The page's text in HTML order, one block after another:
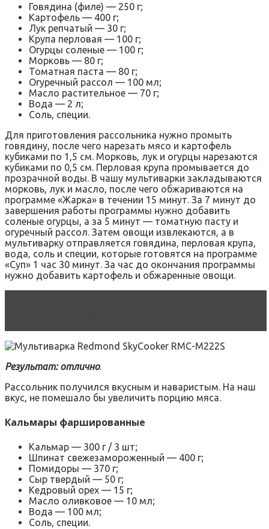
Говядина (филе) — 250 г;
Картофель — 400 г;
Лук репчатый — 30 г;
Крупа перловая — 100 г;
Огурцы соленые — 100 г;
Морковь — 80 г;
Томатная паста — 80 г;
Огуречный рассол — 100 мл;
Масло растительное — 70 г;
Вода — 2 л;
Соль, специи.
Для приготовления рассольника нужно промыть
говядину, после чего нарезать мясо и картофель
кубиками по 1,5 см. Морковь, лук и огурцы нарезаются
кубиками по 0,5 см. Перловая крупа промывается до
прозрачной воды. В чашу мультиварки закладываются
морковь, лук и масло, после чего обжариваются на
программе «Жарка» в течении 15 минут. За 7 минут до
завершения работы программы нужно добавить
соленые огурцы, а за 5 минут — томатную пасту и
огуречный рассол. Затем овощи извлекаются, а в
мультиварку отправляется говядина, перловая крупа,
вода, соль и специи, которые готовятся на программе
«Суп» 1 час 30 минут. За час до окончания программы
нужно добавить картофель и обжаренные овощи.
Результат: отлично.
Рассольник получился вкусным и наваристым. На наш
вкус, не помешало бы увеличить порцию мяса.
Кальмары фаршированные
Кальмар — 300 г / 3 шт;
Шпинат свежезамороженный — 400 г;
Помидоры — 370 г;
Сыр твердый — 50 г;
Кедровый орех — 15 г;
Масло оливковое — 10 мл;
Вода — 100 мл;
Соль, специи.